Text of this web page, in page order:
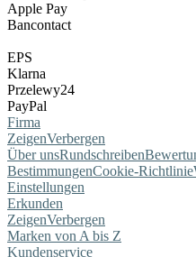
Apple Pay
Bancontact
EPS
Klarna
Przelewy24
PayPal
Firma
ZeigenVerbergen
Über unsRundschreiben
BestimmungenCookie-Richtlinie
Einstellungen
Erkunden
ZeigenVerbergen
Marken von A bis Z
Kundenservice